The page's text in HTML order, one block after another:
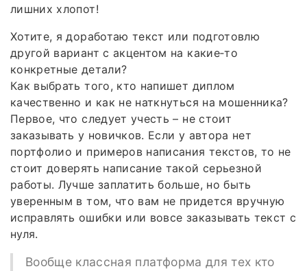
лишних хлопот!
Хотите, я доработаю текст или подготовлю
другой вариант с акцентом на какие‑то
конкретные детали?
Как выбрать того, кто напишет диплом
качественно и как не наткнуться на мошенника?
Первое, что следует учесть – не стоит
заказывать у новичков. Если у автора нет
портфолио и примеров написания текстов, то не
стоит доверять написание такой серьезной
работы. Лучше заплатить больше, но быть
уверенным в том, что вам не придется вручную
исправлять ошибки или вовсе заказывать текст с
нуля.
Вообще классная платформа для тех кто